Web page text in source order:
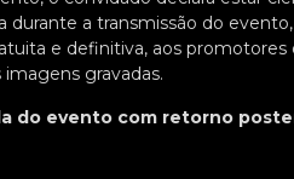
durante a transmissão do
e definitiva, aos
gravadas.
do evento com retorno